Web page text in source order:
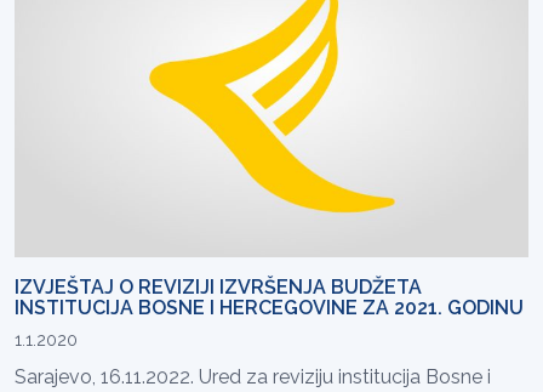
IZVJEŠTAJ O REVIZIJI IZVRŠENJA BUDŽETA
INSTITUCIJA BOSNE I HERCEGOVINE ZA 2021. GODINU
1.1.2020
Sarajevo, 16.11.2022. Ured za reviziju institucija Bosne i